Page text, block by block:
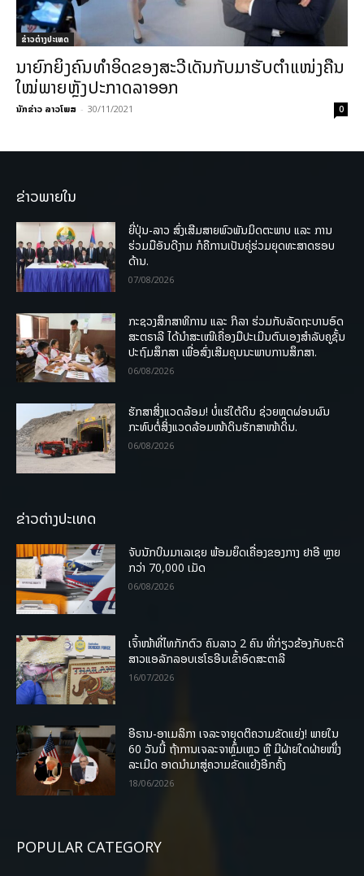
ຂ່າວຕ່າງປະເທດ
ນາຍົກຍິງຄົນທຳອິດຂອງສະວີເດັນກັບມາຮັບຕຳແໜ່ງຄືນ
ໃໝ່ພາຍຫຼັງປະກາດລາອອກ
ນັກຂ່າວ ລາວໂພສ - 30/11/2021 0
ຂ່າວພາຍໃນ
ຍີ່ປຸ່ນ-ລາວ ສົ່ງເສີມສາຍພົວພັນມິດຕະພາບ ແລະ ການ
ຮ່ວມມືອັນດີງາມ ກໍຄືການເປັນຄູ່ຮ່ວມຍຸດທະສາດຮອບ
ດ້ານ.
07/08/2026
ກະຊວງສຶກສາທິການ ແລະ ກິລາ ຮ່ວມກັບລັດຖະບານອົດ
ສະຕຣາລີ ໄດ້ນຳສະເໜີເຄື່ອງມືປະເມີນຕົນເອງສຳລັບຄູຊັ້ນ
ປະຖົມສຶກສາ ເພື່ອສົ່ງເສີມຄຸນນະພາບການສຶກສາ.
06/08/2026
ຮັກສາສິ່ງແວດລ້ອມ! ບໍ່ແຮ່ໃຕ້ດິນ ຊ່ວຍຫຼຸດຜ່ອນຜົນ
ກະທົບຕໍ່ສິ່ງແວດລ້ອມໜ້າດິນຮັກສາໜ້າດິນ.
06/08/2026
ຂ່າວຕ່າງປະເທດ
ຈັບນັກບິນມາເລເຊຍ ພ້ອມຍຶດເຄື່ອງຂອງກາງ ຢາອີ ຫຼາຍ
ກວ່າ 70,000 ເມັດ
06/08/2026
ເຈົ້າໜ້າທີ່ໄທກັກຕົວ ຄົນລາວ 2 ຄົນ ທີ່ກ່ຽວຂ້ອງກັບຄະດີ
ສາວແອລັກລອບເຮໂຣອີນເຂົ້າອົດສະຕາລີ
16/07/2026
ອີຣານ-ອາເມລິກາ ເຈລະຈາຍຸດຕິຄວາມຂັດແຍ່ງ! ພາຍໃນ
60 ວັນນີ້ ຖ້າການເຈລະຈາຫຼົ້ມເຫຼວ ຫຼື ມີຝ່າຍໃດຝ່າຍໜຶ່ງ
ລະເມີດ ອາດນໍາມາສູ່ຄວາມຂັດແຍ້ງອີກຄັ້ງ
18/06/2026
POPULAR CATEGORY